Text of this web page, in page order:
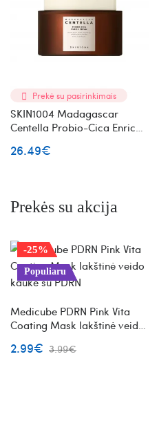
Prekė su pasirinkimais
SKIN1004 Madagascar
Centella Probio-Cica Enrich
probiotikais
26.49€
Prekės su akcija
-25%
Populiaru
Medicube PDRN Pink Vita
Coating Mask lakštinė veido
2.99€ 3.99€